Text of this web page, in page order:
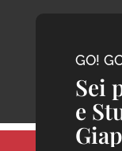
GO!
Sei
e